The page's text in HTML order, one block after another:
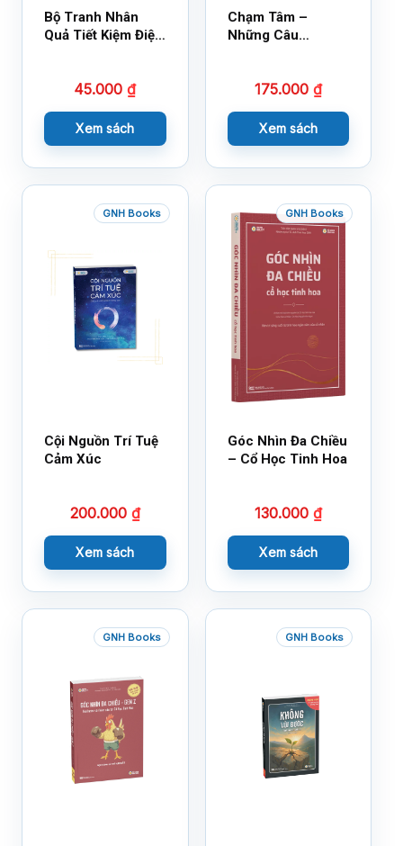
Bộ Tranh Nhân
Quả Tiết Kiệm Điện
45.000₫
Xem sách
Chạm Tâm –
Những Câu
175.000 ₫
Xem sách
GNH Books
Cội Nguồn Trí Tuệ
Cảm Xúc
200.000 ₫
Xem sách
GNH Books
Góc Nhìn Đa Chiều
– Cổ Học Tinh Hoa
130.000 ₫
Xem sách
GNH Books GNH Books